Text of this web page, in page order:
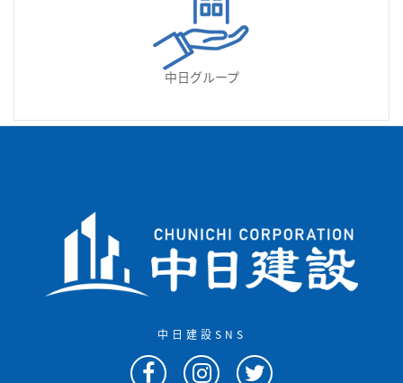
中日グループ
中日建設SNS